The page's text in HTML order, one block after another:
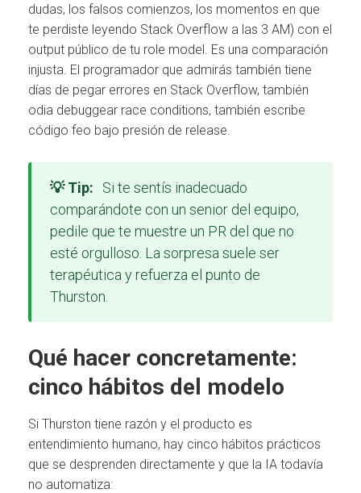
dudas, los falsos comienzos, los momentos en que
te perdiste leyendo Stack Overflow a las 3 AM) con el
output público de tu role model. Es una comparación
injusta. El programador que admirás también tiene
días de pegar errores en Stack Overflow, también
odia debuggear race conditions, también escribe
código feo bajo presión de release.
💡 Tip:
Si te sentís inadecuado
comparándote con un senior del equipo,
pedile que te muestre un PR del que no
esté orgulloso. La sorpresa suele ser
terapéutica y refuerza el punto de
Thurston.
Qué hacer concretamente:
cinco hábitos del modelo
Si Thurston tiene razón y el producto es
entendimiento humano, hay cinco hábitos prácticos
que se desprenden directamente y que la IA todavía
no automatiza: